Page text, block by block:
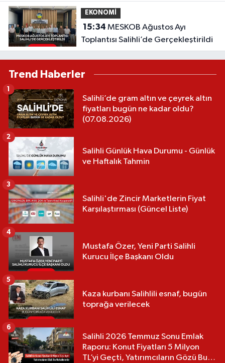
sayılamaz'
EKONOMİ
15:34
Toplantısı Salihli’de Gerçekleştirildi
Trend Haberler
Salihli’de gram altın ve çeyrek altın
fiyatları bugün ne kadar oldu?
(07.08.2026)
1
Salihli Günlük Hava Durumu - Günlük
ve Haftalık Tahmin
2
Salihli'de Zincir Marketlerin Fiyat
Karşılaştırması (Güncel Liste)
3
Mustafa Özer, Yeni Parti Salihli
Kurucu İlçe Başkanı Oldu
4
Kaza kurbanı Salihlili esnaf, bugün
toprağa verilecek
5
Salihli 2026 Temmuz Sonu Emlak
Raporu: Konut Fiyatları 5 Milyon
TL’yi Geçti, Yatırımcıların Gözü Bu
6